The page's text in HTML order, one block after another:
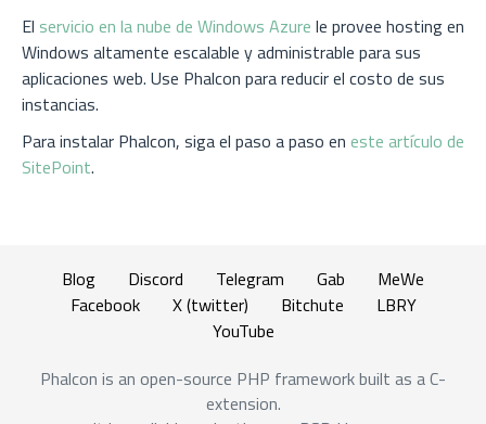
El servicio en la nube de Windows Azure le provee hosting en
Windows altamente escalable y administrable para sus
aplicaciones web. Use Phalcon para reducir el costo de sus
instancias.
Para instalar Phalcon, siga el paso a paso en este artículo de
SitePoint.
Blog Discord Telegram Gab
MeWe
Facebook
X (twitter) Bitchute
LBRY
YouTube
Phalcon is an open-source PHP framework built as a C-
extension.